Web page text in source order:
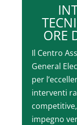
ORE
Il Centro
General
per
interventi
impegno